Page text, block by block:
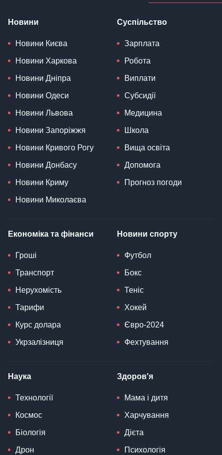
Новини
Новини Києва
Новини Харкова
Новини Дніпра
Новини Одеси
Новини Львова
Новини Запоріжжя
Новини Кривого Рогу
Новини Донбасу
Новини Криму
Новини Миколаєва
Суспільство
Зарплата
Робота
Виплати
Субсидії
Медицина
Школа
Вища освіта
Допомога
Прогноз погоди
Економіка та фінанси
Гроші
Транспорт
Нерухомість
Тарифи
Курс долара
Укрзалізниця
Новини спорту
Футбол
Бокс
Теніс
Хокей
Євро-2024
Фехтування
Наука
Технології
Космос
Біологія
Дрон
Здоров'я
Мама і дитя
Харчування
Дієта
Психологія